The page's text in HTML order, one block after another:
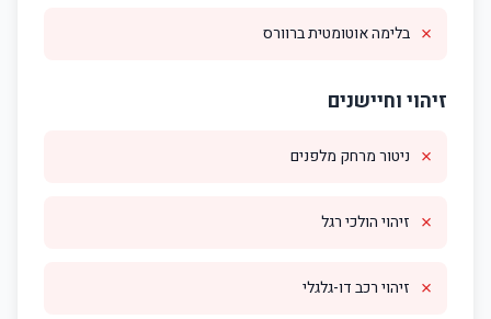
✗ בלימה אוטומטית ברוורס
זיהוי וחיישנים
✗ ניטור מרחק מלפנים
✗ זיהוי הולכי רגל
✗ זיהוי רכב דו-גלגלי